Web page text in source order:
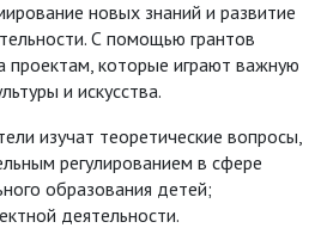
новых знаний и развитие
С помощью грантов
проектам, которые играют важную
и искусства.
изучат теоретические вопросы,
регулированием в сфере
образования детей;
деятельности.